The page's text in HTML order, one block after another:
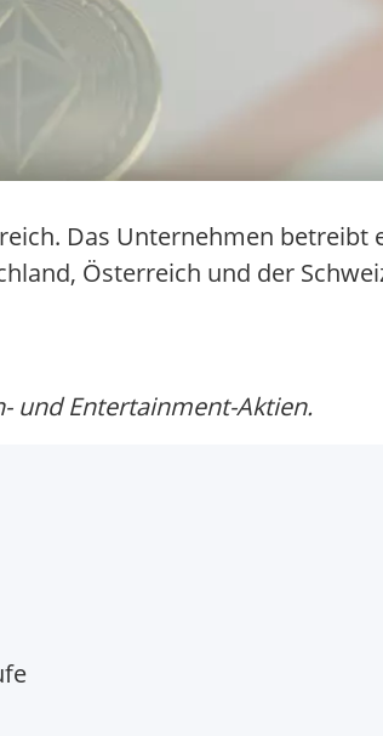
Das Unternehmen betreibt
Österreich und der
und Entertainment-Aktien.